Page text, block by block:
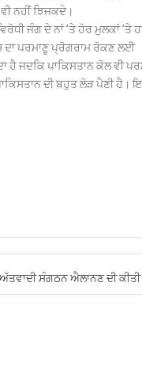
ਨਹੀਂ ਝਿਜਕਦੇ।
ਜੰਗ ਦੇ ਨਾਂ ’ਤੇ ਹੋਰ ਮੁਲਕਾਂ ’ਤੇ
ਦਾ ਪਰਮਾਣੂ ਪ੍ਰੋਗਰਾਮ ਰੋਕਣ ਲਈ
ਹੈ ਜਦਕਿ ਪਾਕਿਸਤਾਨ ਕੋਲ ਵੀ
ਦੀ ਬਹੁਤ ਲੋੜ ਪੈਣੀ ਹੈ।
ਸੰਗਠਨ ਐਲਾਨਣ ਦੀ